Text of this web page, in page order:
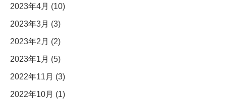
2023年4月 (10)
2023年3月 (3)
2023年2月 (2)
2023年1月 (5)
2022年11月 (3)
2022年10月 (1)